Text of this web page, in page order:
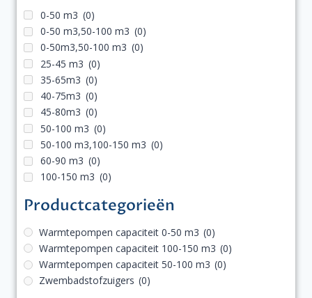
0-50 m3 (0)
0-50 m3,50-100 m3 (0)
0-50m3,50-100 m3 (0)
25-45 m3 (0)
35-65m3 (0)
40-75m3 (0)
45-80m3 (0)
50-100 m3 (0)
50-100 m3,100-150 m3 (0)
60-90 m3 (0)
100-150 m3 (0)
Productcategorieën
Warmtepompen capaciteit 0-50 m3 (0)
Warmtepompen capaciteit 100-150 m3 (0)
Warmtepompen capaciteit 50-100 m3 (0)
Zwembadstofzuigers (0)